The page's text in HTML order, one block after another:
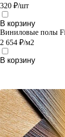
320 ₽/шт
В корзину
Виниловые полы
2 654 ₽/м2
В корзину